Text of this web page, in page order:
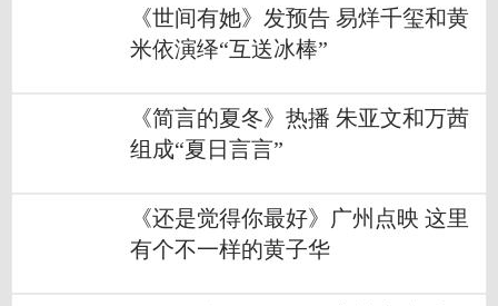
《世间有她》发预告 易烊千玺和黄
米依演绎“互送冰棒”
《简言的夏冬》热播 朱亚文和万茜
组成“夏日言言”
《还是觉得你最好》广州点映 这里
有个不一样的黄子华